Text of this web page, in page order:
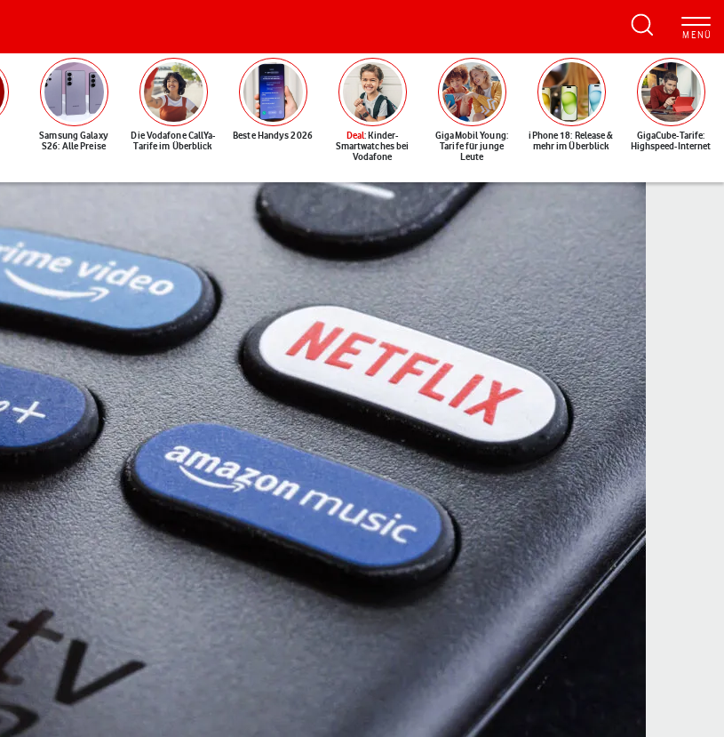
Samsung Galaxy
S26: Alle Preise
Die Vodafone CallYa-
Tarife im Überblick
Beste Handys 2026 Deal: Kinder-
Smartwatches bei
Vodafone
GigaMobil Young:
Tarife für junge
Leute
iPhone 18: Release &
mehr im Überblick
GigaCube-Tarife:
Highspeed-Internet